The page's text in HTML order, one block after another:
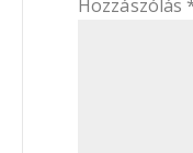
Hozzászólás